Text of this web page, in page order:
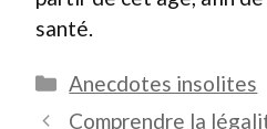
santé.
Catégories
Anecdotes insolites
Comprendre la